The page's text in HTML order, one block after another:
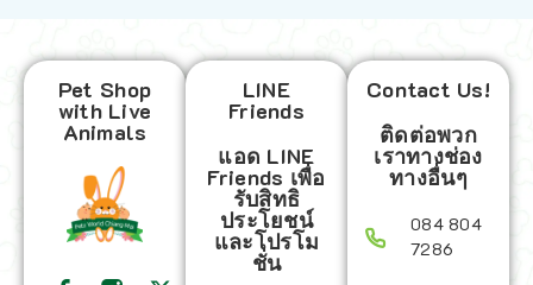
Pet Shop
with Live
Animals
LINE
Friends
แอด LINE
Friends เพื่อ
รับสิทธิ
ประโยชน์
และโปรโม
ชั่น
Contact Us!
ติดต่อพวก
เราทางช่อง
ทางอื่นๆ
084 804
7286